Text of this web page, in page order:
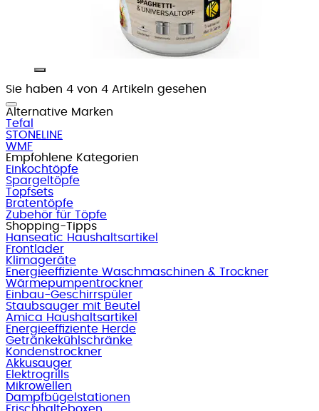
Sie haben 4 von 4 Artikeln gesehen
Alternative Marken
Tefal
STONELINE
WMF
Empfohlene Kategorien
Einkochtöpfe
Spargeltöpfe
Topfsets
Bratentöpfe
Zubehör für Töpfe
Shopping-Tipps
Hanseatic Haushaltsartikel
Frontlader
Klimageräte
Energieeffiziente Waschmaschinen & Trockner
Wärmepumpentrockner
Einbau-Geschirrspüler
Staubsauger mit Beutel
Amica Haushaltsartikel
Energieeffiziente Herde
Getränkekühlschränke
Kondenstrockner
Akkusauger
Elektrogrills
Mikrowellen
Dampfbügelstationen